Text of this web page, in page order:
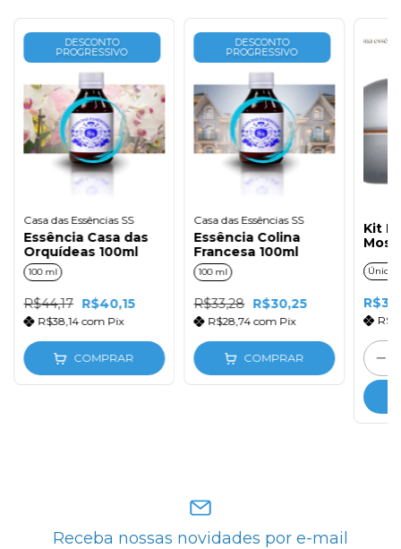
DESCONTO
PROGRESSIVO
Casa das Essências SS
Essência Casa das
Orquídeas 100ml
100 ml
R$44,17 R$40,15
R$38,14com Pix
COMPRAR
DESCONTO
PROGRESSIVO
Casa das Essências SS
Essência Colina
Francesa 100ml
100 ml
R$33,28 R$30,25
R$28,74com Pix
COMPRAR
Kit
Único
Receba nossas novidades por e-mail